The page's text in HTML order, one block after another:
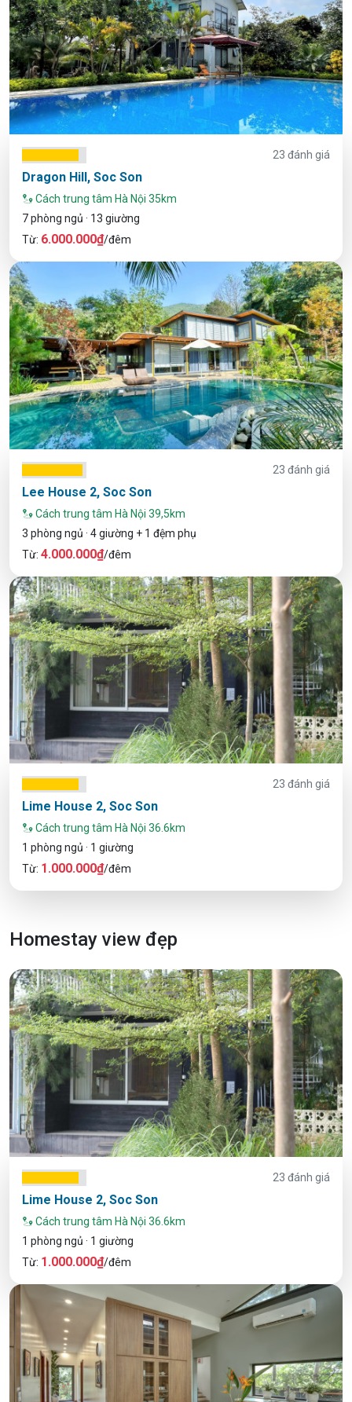
23 đánh giá
Dragon Hill, Soc Son
Cách trung tâm Hà Nội 35km
7 phòng ngủ · 13 giường
Từ: 6.000.000₫/đêm
23 đánh giá
Lee House 2, Soc Son
Cách trung tâm Hà Nội 39,5km
3 phòng ngủ · 4 giường + 1 đệm phụ
Từ: 4.000.000₫/đêm
23 đánh giá
Lime House 2, Soc Son
Cách trung tâm Hà Nội 36.6km
1 phòng ngủ · 1 giường
Từ: 1.000.000₫/đêm
Homestay view đẹp
23 đánh giá
Lime House 2, Soc Son
Cách trung tâm Hà Nội 36.6km
1 phòng ngủ · 1 giường
Từ: 1.000.000₫/đêm